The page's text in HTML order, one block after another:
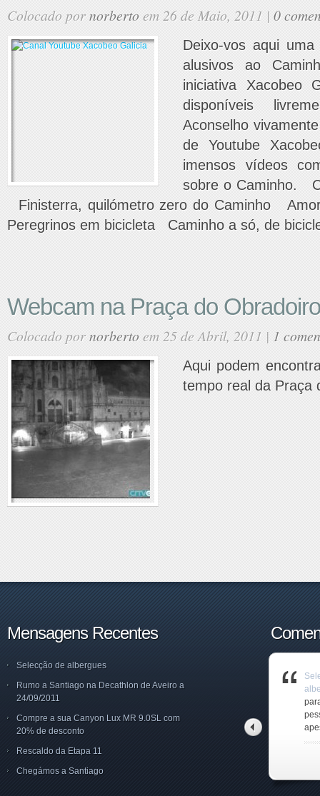
Colocado pornorbertoem 26 de Maio, 2011 | 0
Deixo-vos aqui
alusivos ao
iniciativa Xacobeo
disponíveis
Aconselho
de Youtube
imensos vídeos
sobre o Caminho.
Finisterra, quilómetro zero do Caminho
Peregrinos em bicicleta Caminho a só, de
Webcam na Praça do Obradoiro
Colocado pornorbertoem 25 de Abril, 2011 | 1
Aqui podem
tempo real da Praça
Mensagens Recentes
Selecção de albergues
Rumo a Santiago na Decathlon de Aveiro a
24/09/2011
Compre a sua Canyon Lux MR 9.0SL com
20% de desconto
Rescaldo da Etapa 11
Chegámos a Santiago
albergues
um pouco confuso p
albergues
gosto em ajudá
apesar da vossa
o